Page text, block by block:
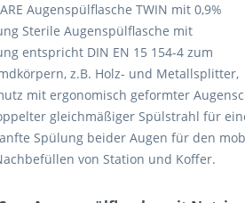
Augenspülflasche TWIN mit 0,9%
Sterile Augenspülflasche mit
entspricht DIN EN 15 154-4 zum
z.B. Holz- und Metallsplitter,
mit ergonomisch geformter
gleichmäßiger Spülstrahl für
Spülung beider Augen für den
von Station und Koffer.